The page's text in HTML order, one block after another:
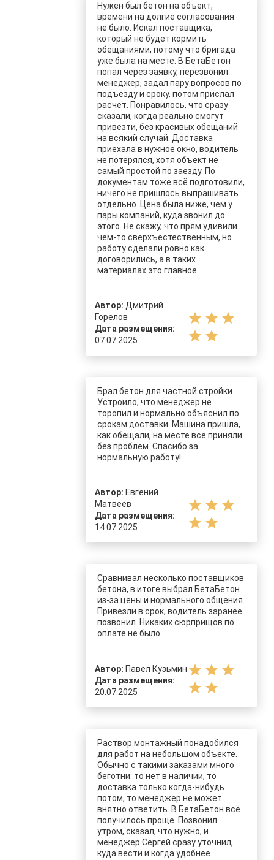
Нужен был бетон на объект,
времени на долгие согласования
не было. Искал поставщика,
который не будет кормить
обещаниями, потому что бригада
уже была на месте. В БетаБетон
попал через заявку, перезвонил
менеджер, задал пару вопросов по
подъезду и сроку, потом прислал
расчет. Понравилось, что сразу
сказали, когда реально смогут
привезти, без красивых обещаний
на всякий случай. Доставка
приехала в нужное окно, водитель
не потерялся, хотя объект не
самый простой по заезду. По
документам тоже всё подготовили,
ничего не пришлось выпрашивать
отдельно. Цена была ниже, чем у
пары компаний, куда звонил до
этого. Не скажу, что прям удивили
чем-то сверхъестественным, но
работу сделали ровно как
договорились, а в таких
материалах это главное
Автор: Дмитрий
Горелов
Дата размещения:
07.07.2025
star star star
star star
Брал бетон для частной стройки.
Устроило, что менеджер не
торопил и нормально объяснил по
срокам доставки. Машина пришла,
как обещали, на месте всё приняли
без проблем. Спасибо за
нормальную работу!
Автор: Евгений
Матвеев
Дата размещения:
14.07.2025
star star star
star star
Сравнивал несколько поставщиков
бетона, в итоге выбрал БетаБетон
из-за цены и нормального общения.
Привезли в срок, водитель заранее
позвонил. Никаких сюрприщов по
оплате не было
Автор: Павел Кузьмин
Дата размещения:
20.07.2025
star star star
star star
Раствор монтажный понадобился
для работ на небольшом объекте.
Обычно с такими заказами много
беготни: то нет в наличии, то
доставка только когда-нибудь
потом, то менеджер не может
внятно ответить. В БетаБетон всё
получилось проще. Позвонил
утром, сказал, что нужно, и
менеджер Сергей сразу уточнил,
куда вести и когда удобнее